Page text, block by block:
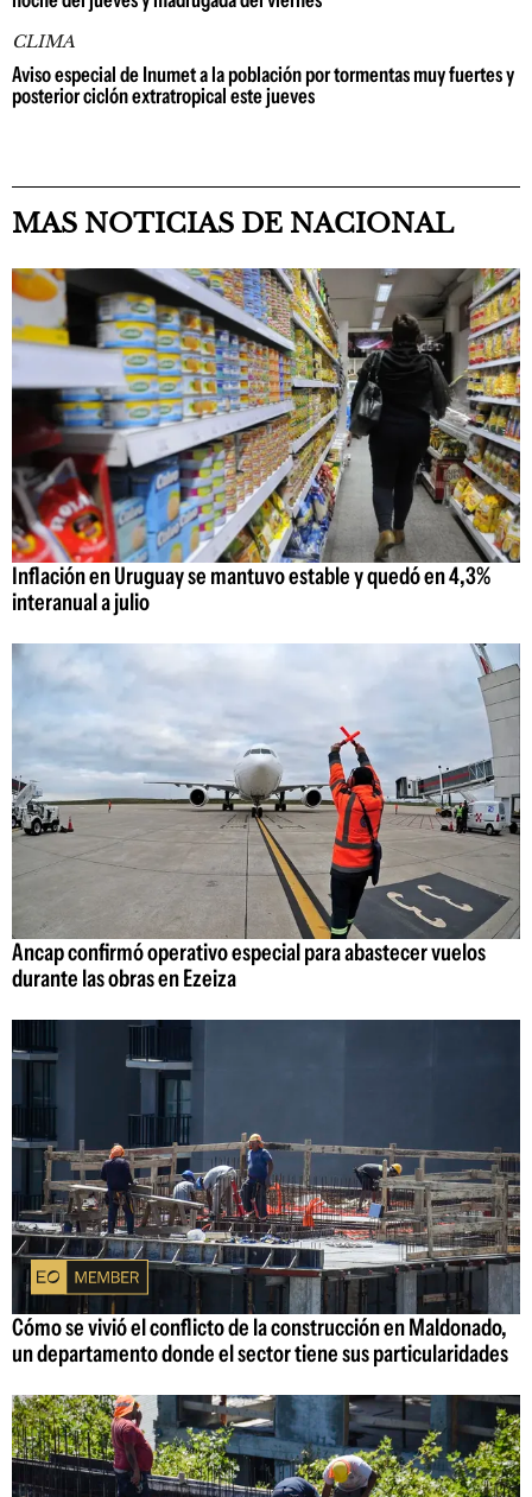
CLIMA
Aviso especial de Inumet a la población por tormentas muy fuertes y
posterior ciclón extratropical este jueves
MAS NOTICIAS DE NACIONAL
Inflación en Uruguay se mantuvo estable y quedó en 4,3%
interanual a julio
Ancap confirmó operativo especial para abastecer vuelos
durante las obras en Ezeiza
Cómo se vivió el conflicto de la construcción en Maldonado,
un departamento donde el sector tiene sus particularidades